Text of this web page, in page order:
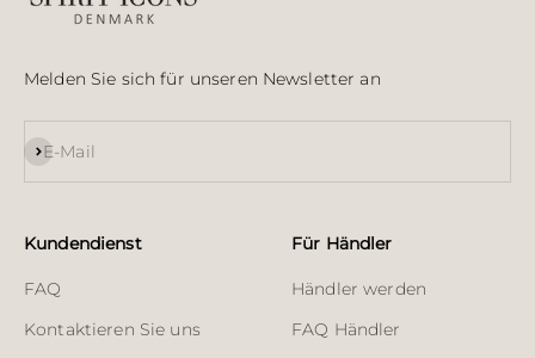
Melden Sie sich für unseren Newsletter an
E-Mail
Abonnieren
Kundendienst
FAQ
Kontaktieren Sie uns
Für Händler
Händler werden
FAQ Händler